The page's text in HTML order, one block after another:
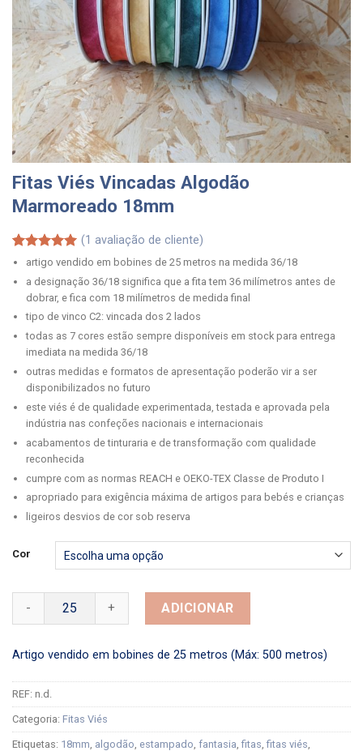
Fitas Viés Vincadas Algodão
Marmoreado 18mm
Classificado
5.00
em 5 com
base em
1
classificação
de cliente
(1 avaliação de cliente)
artigo vendido em bobines de 25 metros na medida 36/18
a designação 36/18 significa que a fita tem 36 milímetros antes de
dobrar, e fica com 18 milímetros de medida final
tipo de vinco C2: vincada dos 2 lados
todas as 7 cores estão sempre disponíveis em stock para entrega
imediata na medida 36/18
outras medidas e formatos de apresentação poderão vir a ser
disponibilizados no futuro
este viés é de qualidade experimentada, testada e aprovada pela
indústria nas confeções nacionais e internacionais
acabamentos de tinturaria e de transformação com qualidade
reconhecida
cumpre com as normas REACH e OEKO-TEX Classe de Produto I
apropriado para exigência máxima de artigos para bebés e crianças
ligeiros desvios de cor sob reserva
Cor
Quantidade de Fitas Viés Vincadas Algodão Marmoreado
ADICIONAR
Artigo vendido em bobines de 25 metros (Máx: 500 metros)
REF: n.d.
Categoria: Fitas Viés
Etiquetas: 18mm algodão estampado fantasia ,fitas ,fitas viés